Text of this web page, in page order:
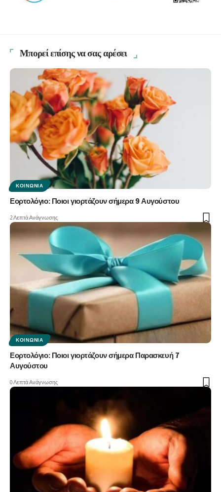
Μπορεί επίσης να σας αρέσει
ΚΟΙΝΩΝΊΑ
Εορτολόγιο: Ποιοι γιορτάζουν σήμερα 9 Αυγούστου
2 Λεπτά Ανάγνωσης
ΚΟΙΝΩΝΊΑ
Εορτολόγιο: Ποιοι γιορτάζουν σήμερα Παρασκευή 7
Αυγούστου
0 Λεπτά Ανάγνωσης